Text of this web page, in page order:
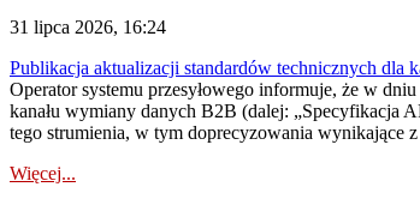
31 lipca 2026, 16:24
Publikacja aktualizacji standardów technicznych dla
Operator systemu przesyłowego informuje, że w
kanału wymiany danych B2B (dalej: „Specyfikacja
tego strumienia, w tym doprecyzowania wynikające
Więcej...